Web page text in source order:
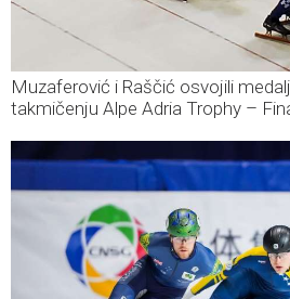
Muzaferović i Raščić osvojili
takmičenju Alpe Adria Trophy –